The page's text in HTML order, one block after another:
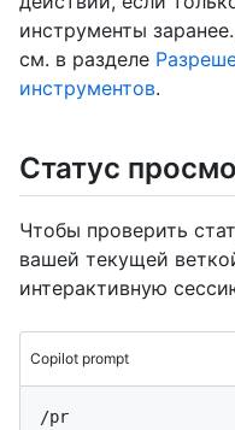
инструменты
см. в разделе
инструментов.
Статус
Чтобы проверить
вашей текущей
интерактивную
Copilot prompt